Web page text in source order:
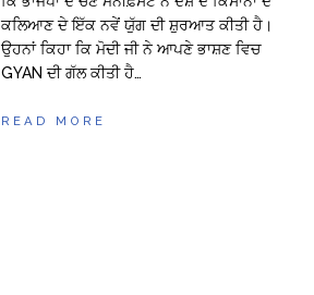
ਕਲਿਆਣ ਦੇ ਇੱਕ ਨਵੇਂ ਯੁੱਗ ਦੀ ਸ਼ੁਰਆਤ ਕੀਤੀ ਹੈ।
ਉਹਨਾਂ ਕਿਹਾ ਕਿ ਮੋਦੀ ਜੀ ਨੇ ਆਪਣੇ ਭਾਸ਼ਣ ਵਿਚ
GYAN ਦੀ ਗੱਲ ਕੀਤੀ ਹੈ…
READ MORE